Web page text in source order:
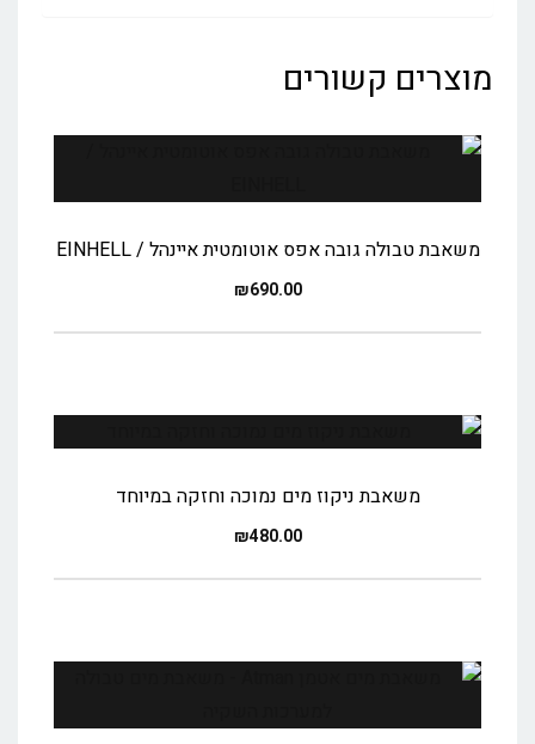
מוצרים קשורים
משאבת טבולה גובה אפס אוטומטית איינהל / EINHELL
₪690.00
משאבת ניקוז מים נמוכה וחזקה במיוחד
₪480.00